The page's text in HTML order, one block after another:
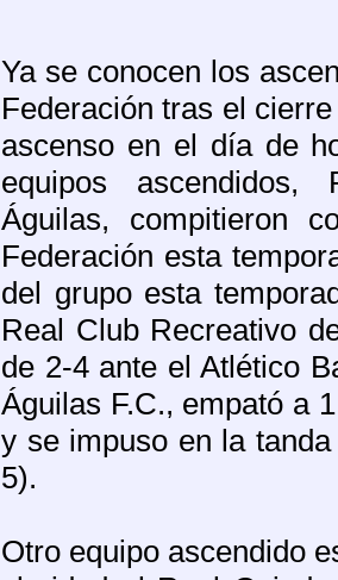
Ya se conocen los
Federación tras el
ascenso en el día de
equipos
Águilas, compitieron
Federación esta
del grupo esta
Real Club Recreativo
de 2-4 ante el Atlético
Águilas F.C., empató a
y se impuso en la
5).
Otro equipo ascendido